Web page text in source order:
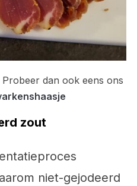
dan ook eens ons
zout
niet-gejodeerd